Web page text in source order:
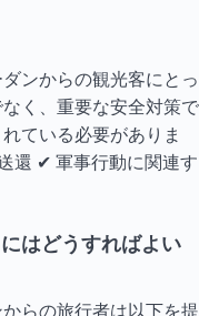
ンからの観光客にとっ
く、重要な安全対策で
ている必要がありま
還 ✔ 軍事行動に関連す
はどうすればよい
らの旅行者は以下を提